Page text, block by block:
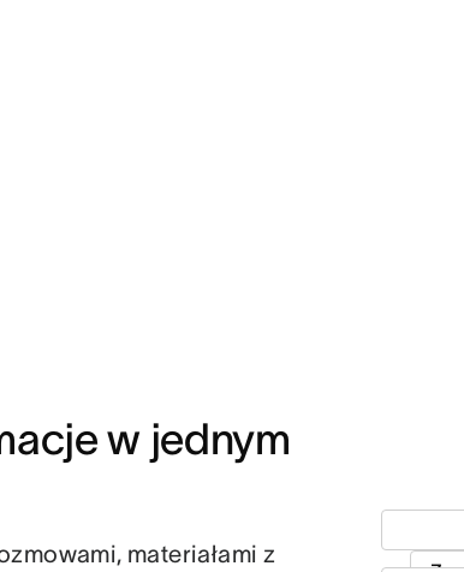
w jednym
materiałami z